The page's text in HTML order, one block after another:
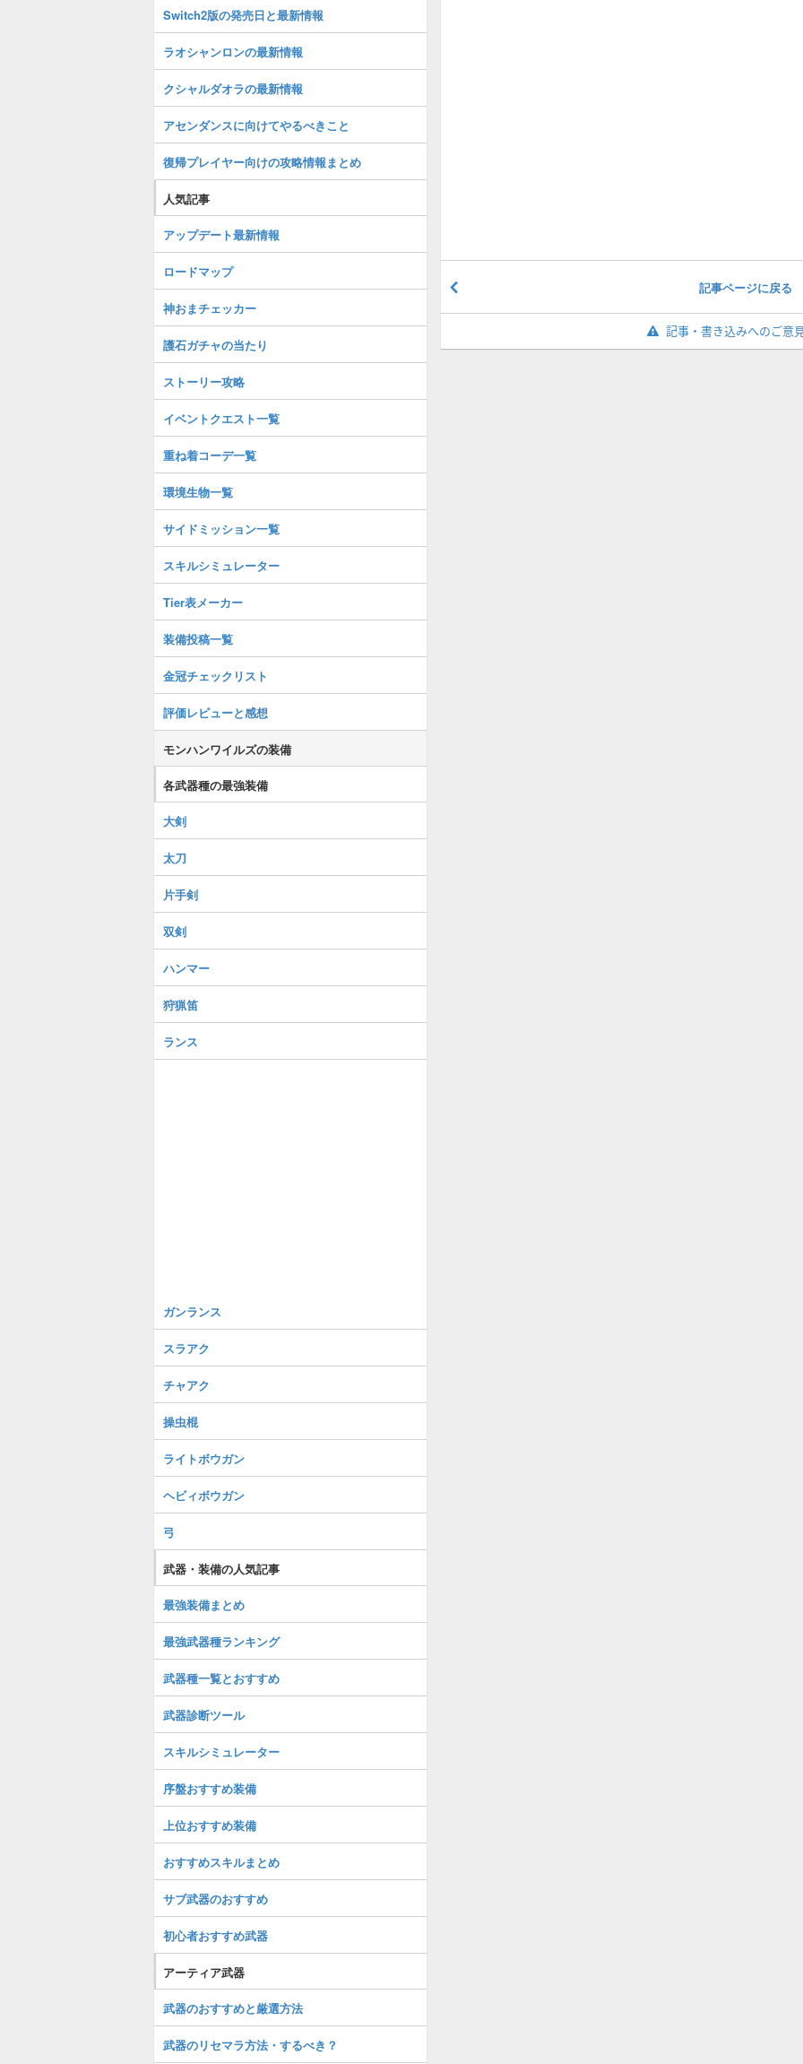
記事ページに戻る
記事・書き込みへのご意
Switch2版の発売日と最新情報
ラオシャンロンの最新情報
クシャルダオラの最新情報
アセンダンスに向けてやるべきこと
復帰プレイヤー向けの攻略情報まとめ
人気記事
アップデート最新情報
ロードマップ
神おまチェッカー
護石ガチャの当たり
ストーリー攻略
イベントクエスト一覧
重ね着コーデ一覧
環境生物一覧
サイドミッション一覧
スキルシミュレーター
Tier表メーカー
装備投稿一覧
金冠チェックリスト
評価レビューと感想
モンハンワイルズの装備
各武器種の最強装備
大剣
太刀
片手剣
双剣
ハンマー
狩猟笛
ランス
ガンランス
スラアク
チャアク
操虫棍
ライトボウガン
ヘビィボウガン
弓
武器・装備の人気記事
最強装備まとめ
最強武器種ランキング
武器種一覧とおすすめ
武器診断ツール
スキルシミュレーター
序盤おすすめ装備
上位おすすめ装備
おすすめスキルまとめ
サブ武器のおすすめ
初心者おすすめ武器
アーティア武器
武器のおすすめと厳選方法
武器のリセマラ方法・するべき？